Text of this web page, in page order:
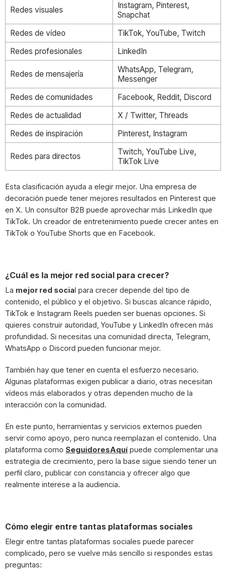
Redes visuales
Instagram, Pinterest,
Snapchat
Redes de vídeo
TikTok, YouTube, Twitch
Redes profesionales
LinkedIn
Redes de mensajería
WhatsApp, Telegram,
Messenger
Redes de comunidades
Facebook, Reddit, Discord
Redes de actualidad
X / Twitter, Threads
Redes de inspiración
Pinterest, Instagram
Redes para directos
Twitch, YouTube Live,
TikTok Live
Esta clasificación ayuda a elegir mejor. Una empresa de
decoración puede tener mejores resultados en Pinterest que
en X. Un consultor B2B puede aprovechar más LinkedIn que
TikTok. Un creador de entretenimiento puede crecer antes en
TikTok o YouTube Shorts que en Facebook.
¿Cuál es la mejor red social para crecer?
La mejor red social para crecer depende del tipo de
contenido, el público y el objetivo. Si buscas alcance rápido,
TikTok e Instagram Reels pueden ser buenas opciones. Si
quieres construir autoridad, YouTube y LinkedIn ofrecen más
profundidad. Si necesitas una comunidad directa, Telegram,
WhatsApp o Discord pueden funcionar mejor.
También hay que tener en cuenta el esfuerzo necesario.
Algunas plataformas exigen publicar a diario, otras necesitan
vídeos más elaborados y otras dependen mucho de la
interacción con la comunidad.
En este punto, herramientas y servicios externos pueden
servir como apoyo, pero nunca reemplazan el contenido. Una
plataforma como SeguidoresAquí puede complementar una
estrategia de crecimiento, pero la base sigue siendo tener un
perfil claro, publicar con constancia y ofrecer algo que
realmente interese a la audiencia.
Cómo elegir entre tantas plataformas sociales
Elegir entre tantas plataformas sociales puede parecer
complicado, pero se vuelve más sencillo si respondes estas
preguntas: